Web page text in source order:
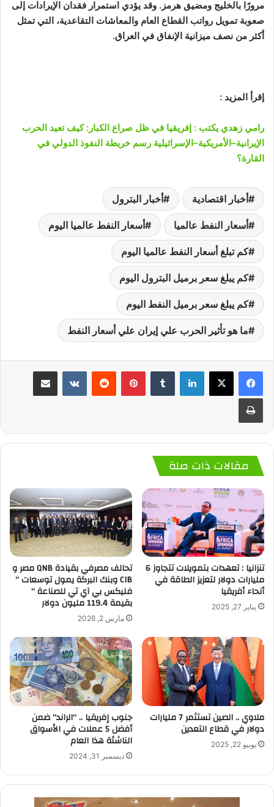
مرورًا بالخليج ومضيق هرمز. وقد يؤدي استمرار فقدان الإيرادات إلى
صعوبة تمويل رواتب القطاع العام والمعاشات التقاعدية، التي تمثل
أكثر من نصف ميزانية الإنفاق في العراق.
إقرأ المزيد :
رامي زهدي يكتب : إفريقيا في ظل صراع الكبار: كيف تعيد الحرب
الإيرانية–الأمريكية–الإسرائيلية رسم خريطة النفوذ الدولي في
القارة؟
أخبار اقتصادية أخبار البترول
أسعار النفط عالميا أسعار النفط عالميا اليوم
كم تبلغ أسعار النفط عالميا اليوم
كم يبلغ سعر برميل البترول اليوم
كم يبلغ سعر برميل النفط اليوم
ما هو تأثير الحرب علي إيران علي أسعار النفط
لينكدإن بينتيريست
مقالات ذات صلة
تنزانيا : تعهدات بتمويلات تتجاوز 6
مليارات دولار لتعزيز الطاقة في
أنحاء أفريقيا
يناير 27, 2025
تحالف مصرفي بقيادة QNB مصر و
CIB وبنك البركة يمول توسعات ”
فليكس بي آي تي للصناعة ”
بقيمة 119.4 مليون دولار
مارس 2, 2026
ملاوي .. الصين تستثمر 7 مليارات
دولار في قطاع التعدين
يونيو 22, 2025
جنوب إفريقيا .. “الراند” ضمن
أفضل 5 عملات في الأسواق
الناشئة هذا العام
ديسمبر 31, 2024